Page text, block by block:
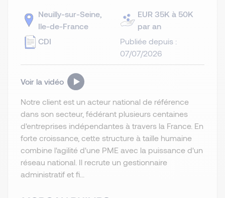
Neuilly-sur-Seine,
Ile-de-France
CDI
EUR 35K à 50K
par an
Publiée depuis :
07/07/2026
Voir la vidéo
Notre client est un acteur national de référence
dans son secteur, fédérant plusieurs centaines
d'entreprises indépendantes à travers la France. En
forte croissance, cette structure à taille humaine
combine l'agilité d'une PME avec la puissance d'un
réseau national. Il recrute un gestionnaire
administratif et fi...